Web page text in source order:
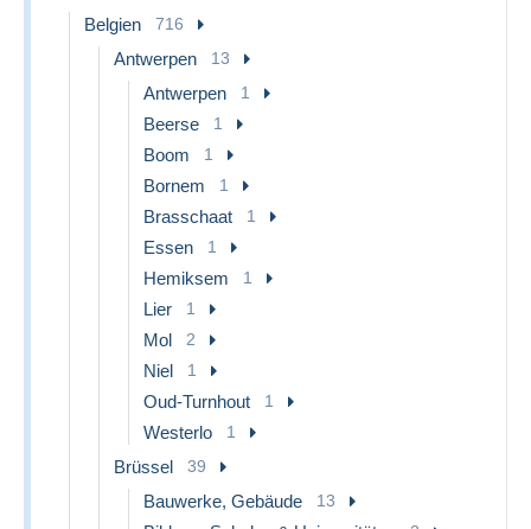
Belgien 716
Antwerpen 13
Antwerpen 1
Beerse 1
Boom 1
Bornem 1
Brasschaat 1
Essen 1
Hemiksem 1
Lier 1
Mol 2
Niel 1
Oud-Turnhout 1
Westerlo 1
Brüssel 39
Bauwerke, Gebäude 13